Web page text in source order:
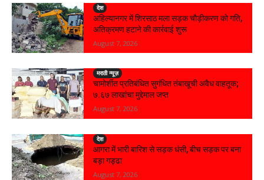
देश
अहिल्यानगर में शिरसाठ मला सड़क चौड़ीकरण को गति,
अतिक्रमण हटाने की कार्रवाई शुरू
August 7, 2026
मराठी न्यूज़
चामोर्शीत प्रतिबंधित सुगंधित तंबाखूची अवैध वाहतूक;
₹७.६७ लाखांचा मुद्देमाल जप्त
August 7, 2026
देश
आगरा में भारी बारिश से सड़क धंसी, बीच सड़क पर बना
बड़ा गड्ढा
August 7, 2026